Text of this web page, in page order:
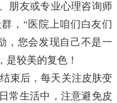
朋友或专业心理咨询师
，“医院上咱们白友们
，您会发现自己不是一
是较美的复色！
束后，每天关注皮肤变
常生活中，注意避免皮